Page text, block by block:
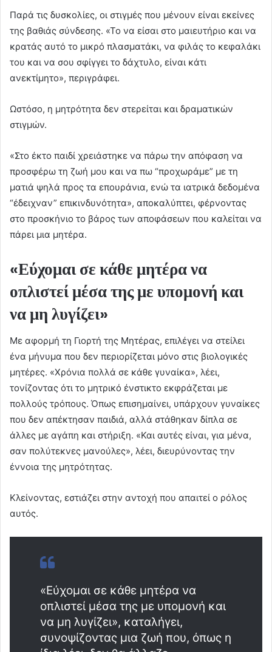
Παρά τις δυσκολίες, οι στιγμές που μένουν είναι εκείνες
της βαθιάς σύνδεσης. «Το να είσαι στο μαιευτήριο και να
κρατάς αυτό το μικρό πλασματάκι, να φιλάς το κεφαλάκι
του και να σου σφίγγει το δάχτυλο, είναι κάτι
ανεκτίμητο», περιγράφει.
Ωστόσο, η μητρότητα δεν στερείται και δραματικών
στιγμών.
«Στο έκτο παιδί χρειάστηκε να πάρω την απόφαση να
προσφέρω τη ζωή μου και να πω “προχωράμε” με τη
ματιά ψηλά προς τα επουράνια, ενώ τα ιατρικά δεδομένα
“έδειχναν” επικινδυνότητα», αποκαλύπτει, φέρνοντας
στο προσκήνιο το βάρος των αποφάσεων που καλείται να
πάρει μια μητέρα.
«Εύχομαι σε κάθε μητέρα να
οπλιστεί μέσα της με υπομονή και
να μη λυγίζει»
Με αφορμή τη Γιορτή της Μητέρας, επιλέγει να στείλει
ένα μήνυμα που δεν περιορίζεται μόνο στις βιολογικές
μητέρες. «Χρόνια πολλά σε κάθε γυναίκα», λέει,
τονίζοντας ότι το μητρικό ένστικτο εκφράζεται με
πολλούς τρόπους. Όπως επισημαίνει, υπάρχουν γυναίκες
που δεν απέκτησαν παιδιά, αλλά στάθηκαν δίπλα σε
άλλες με αγάπη και στήριξη. «Και αυτές είναι, για μένα,
σαν πολύτεκνες μανούλες», λέει, διευρύνοντας την
έννοια της μητρότητας.
Κλείνοντας, εστιάζει στην αντοχή που απαιτεί ο ρόλος
αυτός.
«Εύχομαι σε κάθε μητέρα να
οπλιστεί μέσα της με υπομονή και
να μη λυγίζει», καταλήγει,
συνοψίζοντας μια ζωή που, όπως η